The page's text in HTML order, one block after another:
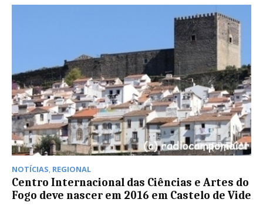
NOTÍCIAS, REGIONAL
Centro Internacional das Ciências e Artes do
Fogo deve nascer em 2016 em Castelo de Vide